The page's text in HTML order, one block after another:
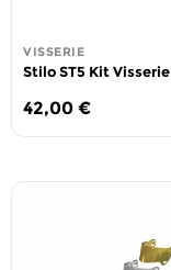
VISSERIE
Stilo ST5 Kit Visserie
42,00 €